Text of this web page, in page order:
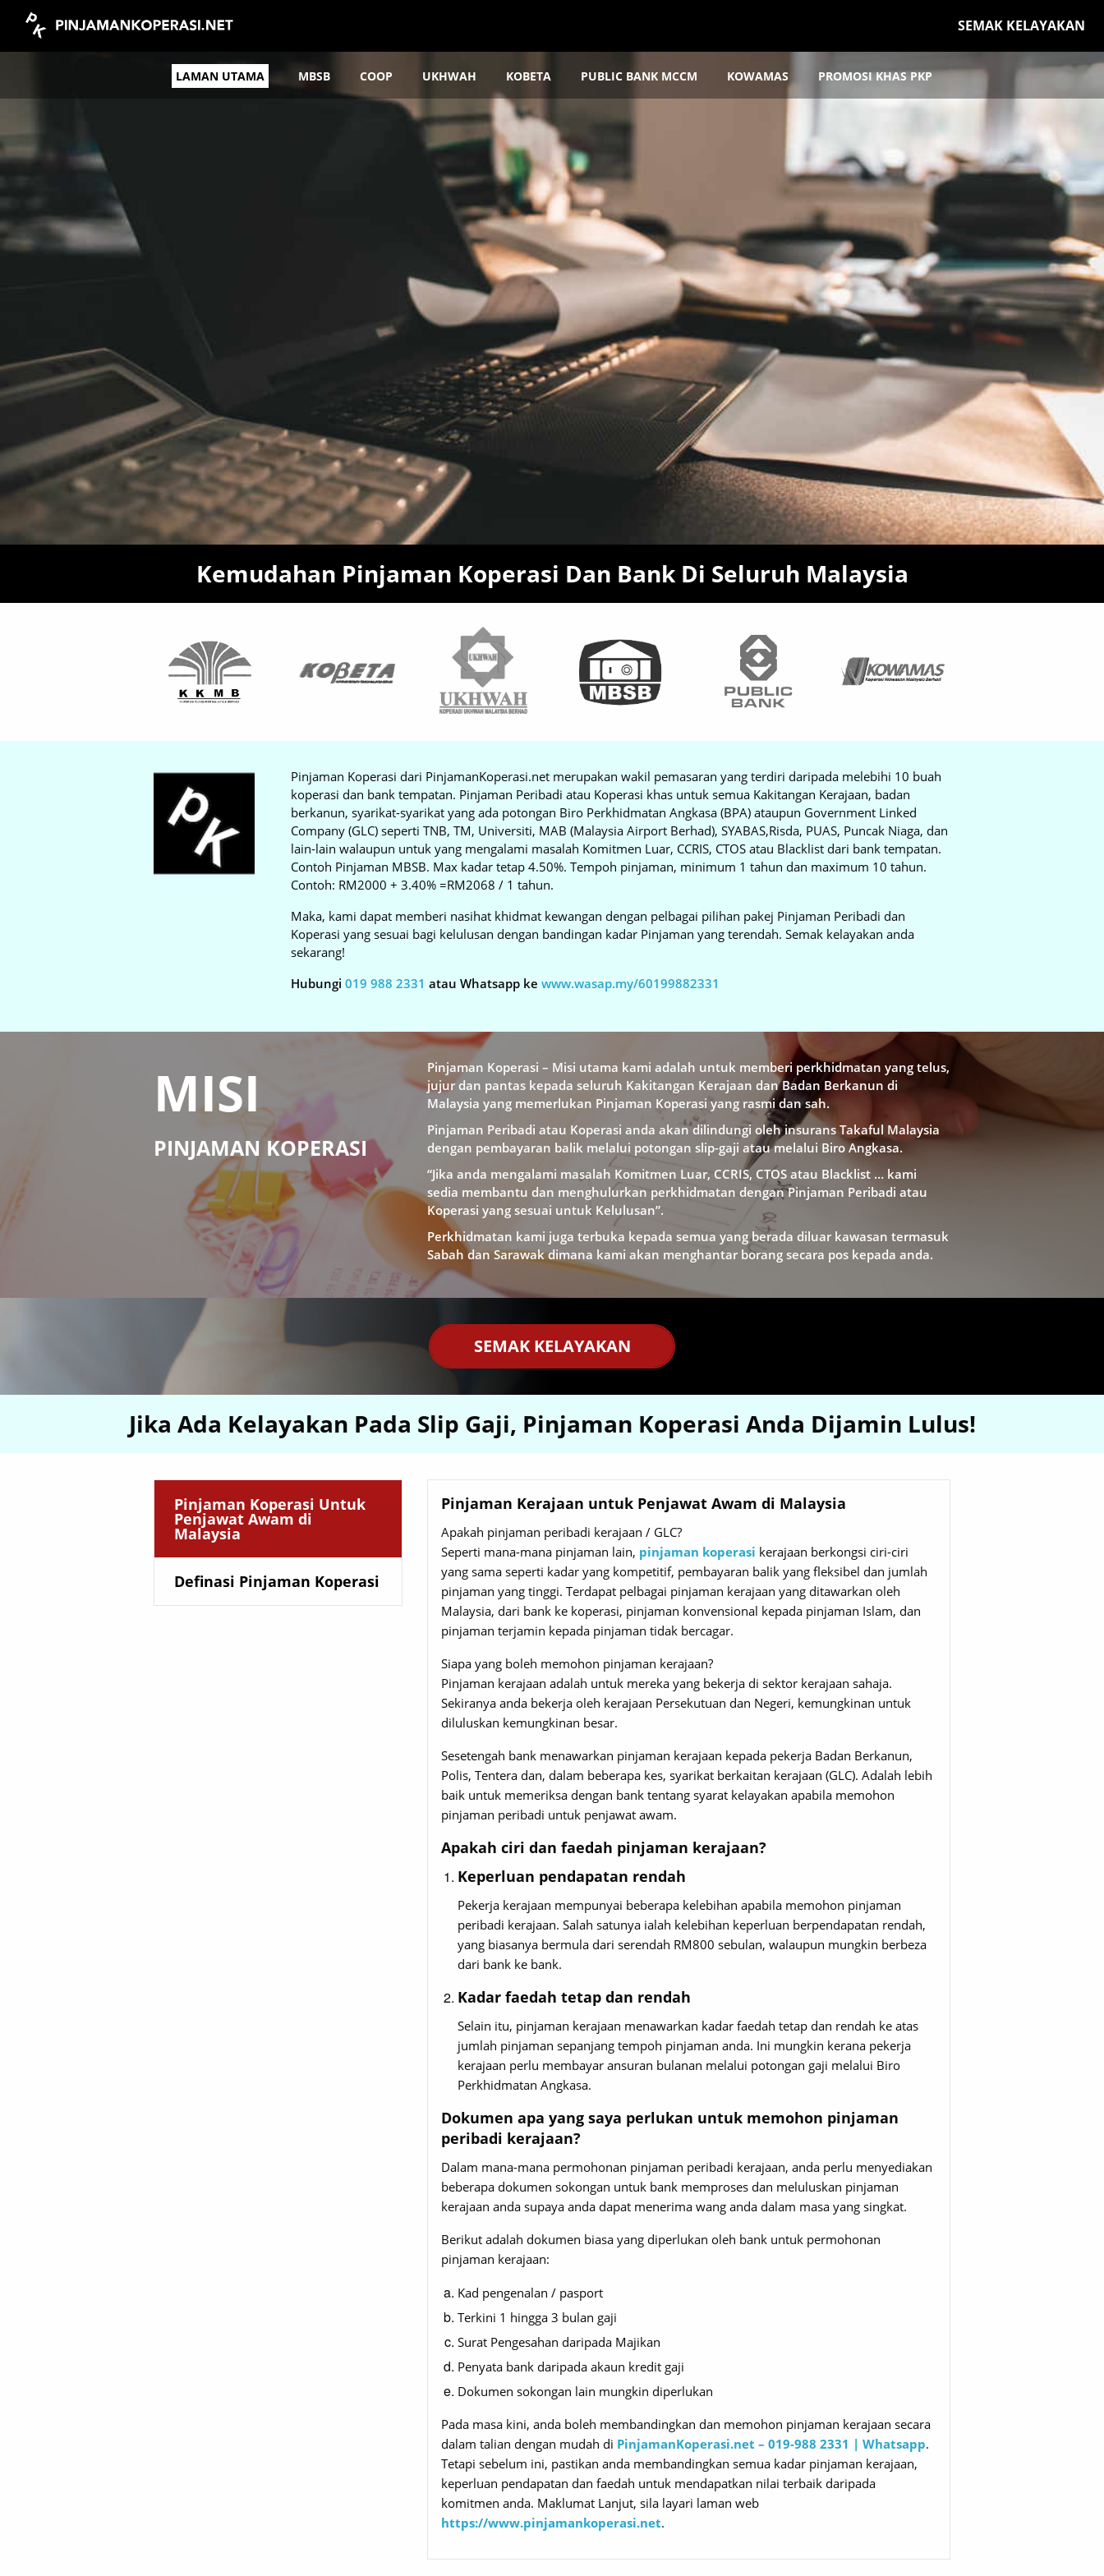
SEMAK KELAYAKAN
LAMAN UTAMA MBSB COOP UKHWAH KOBETA PUBLIC BANK MCCM KOWAMAS PROMOSI KHAS PKP
Kemudahan Pinjaman Koperasi Dan Bank Di Seluruh Malaysia
Pinjaman Koperasi dari PinjamanKoperasi.net merupakan wakil pemasaran yang terdiri daripada melebihi 10 buah
koperasi dan bank tempatan. Pinjaman Peribadi atau Koperasi khas untuk semua Kakitangan Kerajaan, badan
berkanun, syarikat-syarikat yang ada potongan Biro Perkhidmatan Angkasa (BPA) ataupun Government Linked
Company (GLC) seperti TNB, TM, Universiti, MAB (Malaysia Airport Berhad), SYABAS,Risda, PUAS, Puncak Niaga, dan
lain-lain walaupun untuk yang mengalami masalah Komitmen Luar, CCRIS, CTOS atau Blacklist dari bank tempatan.
Contoh Pinjaman MBSB. Max kadar tetap 4.50%. Tempoh pinjaman, minimum 1 tahun dan maximum 10 tahun.
Contoh: RM2000 + 3.40% =RM2068 / 1 tahun.
Maka, kami dapat memberi nasihat khidmat kewangan dengan pelbagai pilihan pakej Pinjaman Peribadi dan
Koperasi yang sesuai bagi kelulusan dengan bandingan kadar Pinjaman yang terendah. Semak kelayakan anda
sekarang!
Hubungi 019 988 2331 atau Whatsapp ke www.wasap.my/60199882331
MISI
PINJAMAN KOPERASI
Pinjaman Koperasi – Misi utama kami adalah untuk memberi perkhidmatan yang telus,
jujur dan pantas kepada seluruh Kakitangan Kerajaan dan Badan Berkanun di
Malaysia yang memerlukan Pinjaman Koperasi yang rasmi dan sah.
Pinjaman Peribadi atau Koperasi anda akan dilindungi oleh insurans Takaful Malaysia
dengan pembayaran balik melalui potongan slip-gaji atau melalui Biro Angkasa.
“Jika anda mengalami masalah Komitmen Luar, CCRIS, CTOS atau Blacklist … kami
sedia membantu dan menghulurkan perkhidmatan dengan Pinjaman Peribadi atau
Koperasi yang sesuai untuk Kelulusan”.
Perkhidmatan kami juga terbuka kepada semua yang berada diluar kawasan termasuk
Sabah dan Sarawak dimana kami akan menghantar borang secara pos kepada anda.
SEMAK KELAYAKAN
Jika Ada Kelayakan Pada Slip Gaji, Pinjaman Koperasi Anda Dijamin Lulus!
Pinjaman Koperasi Untuk
Penjawat Awam di
Malaysia
Definasi Pinjaman Koperasi
Pinjaman Kerajaan untuk Penjawat Awam di Malaysia
Apakah pinjaman peribadi kerajaan / GLC?
Seperti mana-mana pinjaman lain, pinjaman koperasi kerajaan berkongsi ciri-ciri
yang sama seperti kadar yang kompetitif, pembayaran balik yang fleksibel dan jumlah
pinjaman yang tinggi. Terdapat pelbagai pinjaman kerajaan yang ditawarkan oleh
Malaysia, dari bank ke koperasi, pinjaman konvensional kepada pinjaman Islam, dan
pinjaman terjamin kepada pinjaman tidak bercagar.
Siapa yang boleh memohon pinjaman kerajaan?
Pinjaman kerajaan adalah untuk mereka yang bekerja di sektor kerajaan sahaja.
Sekiranya anda bekerja oleh kerajaan Persekutuan dan Negeri, kemungkinan untuk
diluluskan kemungkinan besar.
Sesetengah bank menawarkan pinjaman kerajaan kepada pekerja Badan Berkanun,
Polis, Tentera dan, dalam beberapa kes, syarikat berkaitan kerajaan (GLC). Adalah lebih
baik untuk memeriksa dengan bank tentang syarat kelayakan apabila memohon
pinjaman peribadi untuk penjawat awam.
Apakah ciri dan faedah pinjaman kerajaan?
Keperluan pendapatan rendah
Pekerja kerajaan mempunyai beberapa kelebihan apabila memohon pinjaman
peribadi kerajaan. Salah satunya ialah kelebihan keperluan berpendapatan rendah,
yang biasanya bermula dari serendah RM800 sebulan, walaupun mungkin berbeza
dari bank ke bank.
Kadar faedah tetap dan rendah
Selain itu, pinjaman kerajaan menawarkan kadar faedah tetap dan rendah ke atas
jumlah pinjaman sepanjang tempoh pinjaman anda. Ini mungkin kerana pekerja
kerajaan perlu membayar ansuran bulanan melalui potongan gaji melalui Biro
Perkhidmatan Angkasa.
Dokumen apa yang saya perlukan untuk memohon pinjaman
peribadi kerajaan?
Dalam mana-mana permohonan pinjaman peribadi kerajaan, anda perlu menyediakan
beberapa dokumen sokongan untuk bank memproses dan meluluskan pinjaman
kerajaan anda supaya anda dapat menerima wang anda dalam masa yang singkat.
Berikut adalah dokumen biasa yang diperlukan oleh bank untuk permohonan
pinjaman kerajaan:
Kad pengenalan / pasport
Terkini 1 hingga 3 bulan gaji
Surat Pengesahan daripada Majikan
Penyata bank daripada akaun kredit gaji
Dokumen sokongan lain mungkin diperlukan
Pada masa kini, anda boleh membandingkan dan memohon pinjaman kerajaan secara
dalam talian dengan mudah di PinjamanKoperasi.net – 019-988 2331 | Whatsapp.
Tetapi sebelum ini, pastikan anda membandingkan semua kadar pinjaman kerajaan,
keperluan pendapatan dan faedah untuk mendapatkan nilai terbaik daripada
komitmen anda. Maklumat Lanjut, sila layari laman web
https://www.pinjamankoperasi.net.